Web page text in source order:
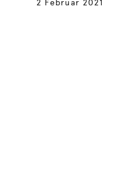
2 Februar 2021